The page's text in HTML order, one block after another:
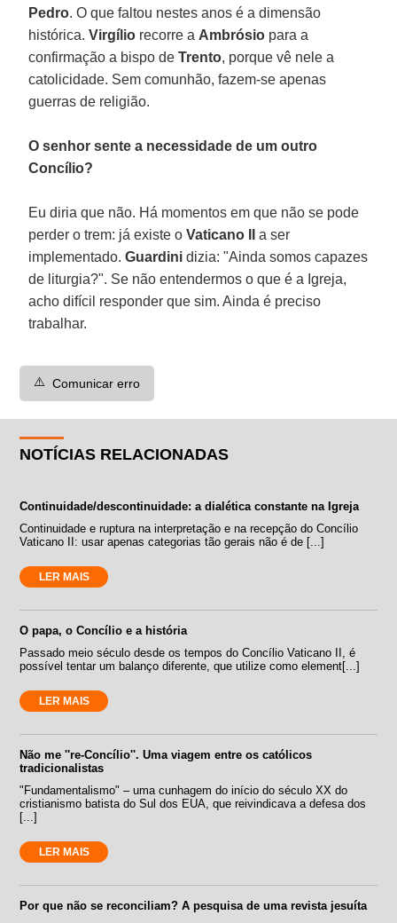
Pedro. O que faltou nestes anos é a dimensão
histórica.Virgílio recorre a Ambrósio para a
confirmação a bispo deTrento, porque vê nele a
catolicidade. Sem comunhão, fazem-se apenas
guerras de religião.
O senhor sente a necessidade de um outro
Concílio?
Eu diria que não. Há momentos em que não se pode
perder o trem: já existe oVaticano IIa ser
implementado.Guardinidizia: "Ainda somos capazes
de liturgia?". Se não entendermos o que é a Igreja,
acho difícil responder que sim. Ainda é preciso
trabalhar.
⚠️ Comunicar erro
NOTÍCIAS RELACIONADAS
Continuidade/descontinuidade: a dialética constante na Igreja
Continuidade e ruptura na interpretação e na recepção do Concílio
Vaticano II: usar apenas categorias tão gerais não é de [...]
LER MAIS
O papa, o Concílio e a história
Passado meio século desde os tempos do Concílio Vaticano II, é
possível tentar um balanço diferente, que utilize como element[...]
LER MAIS
Não me ''re-Concílio''. Uma viagem entre os católicos
tradicionalistas
"Fundamentalismo" – uma cunhagem do início do século XX do
cristianismo batista do Sul dos EUA, que reivindicava a defesa dos
[...]
LER MAIS
Por que não se reconciliam? A pesquisa de uma revista jesuíta